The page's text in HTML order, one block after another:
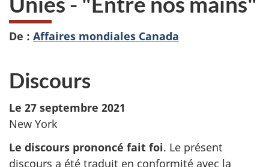
De : Affaires mondiales Canada
Discours
Le 27 septembre 2021
New York
Le discours prononcé fait foi. Le présent
discours a été traduit en conformité avec la